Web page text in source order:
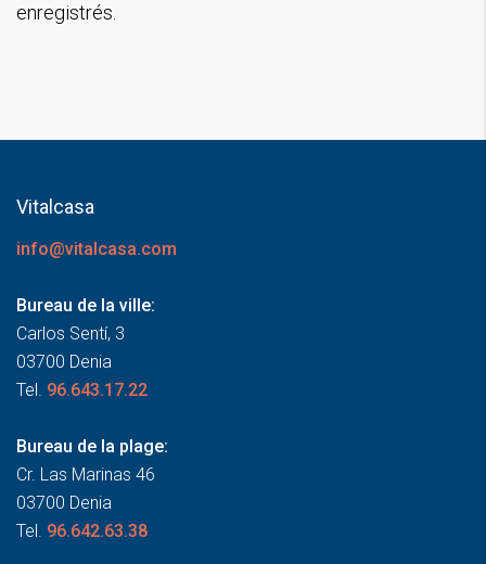
enregistrés.
Vitalcasa
info@vitalcasa.com
Bureau de la ville:
Carlos Sentí, 3
03700 Denia
Tel. 96.643.17.22
Bureau de la plage:
Cr. Las Marinas 46
03700 Denia
Tel. 96.642.63.38